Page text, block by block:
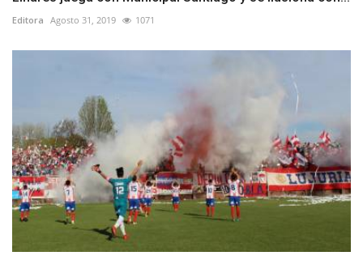
Editora Agosto 31, 2019 1071